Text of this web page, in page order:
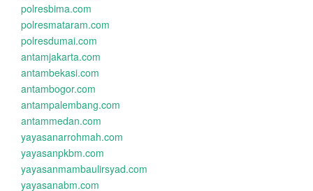
polresbima.com
polresmataram.com
polresdumai.com
antamjakarta.com
antambekasi.com
antambogor.com
antampalembang.com
antammedan.com
yayasanarrohmah.com
yayasanpkbm.com
yayasanmambaulirsyad.com
yayasanabm.com